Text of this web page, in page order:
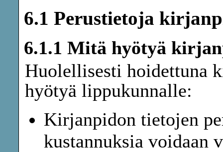
6.1 Perustietoja
6.1.1 Mitä hyötyä
Huolellisesti hoidettuna
hyötyä lippukunnalle:
Kirjanpidon tietojen
kustannuksia voidaan